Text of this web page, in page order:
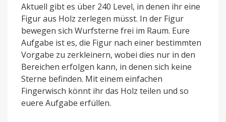
Aktuell gibt es über 240 Level, in denen ihr eine
Figur aus Holz zerlegen müsst. In der Figur
bewegen sich Wurfsterne frei im Raum. Eure
Aufgabe ist es, die Figur nach einer bestimmten
Vorgabe zu zerkleinern, wobei dies nur in den
Bereichen erfolgen kann, in denen sich keine
Sterne befinden. Mit einem einfachen
Fingerwisch könnt ihr das Holz teilen und so
euere Aufgabe erfüllen.